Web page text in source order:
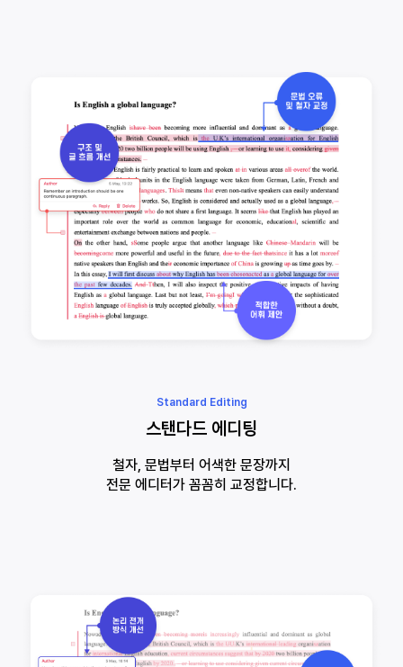
Standard Editing
스탠다드 에디팅
철자, 문법부터 어색한 문장까지
전문 에디터가 꼼꼼히 교정합니다.